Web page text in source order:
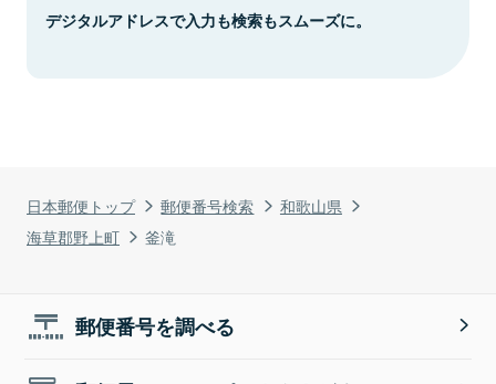
日本郵便トップ 郵便番号検索
和歌山県
海草郡野上町
釜滝
デジタルアドレスで入力も検索もスムーズに。
郵便番号を調べる